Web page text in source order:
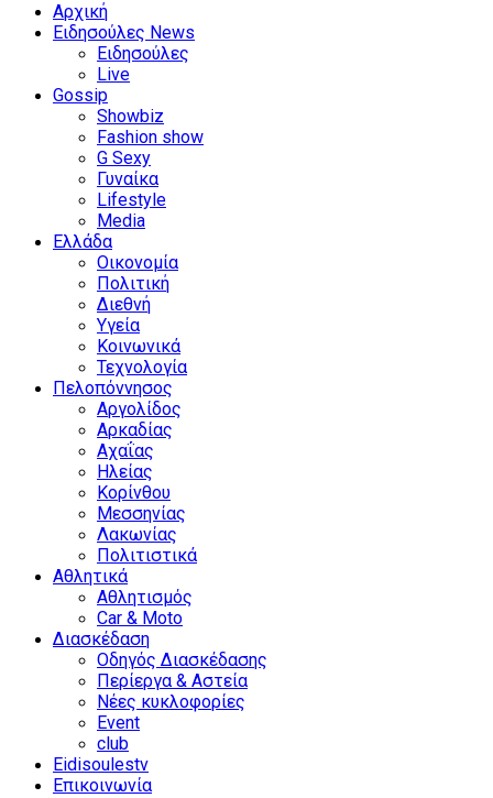
Αρχική
Ειδησούλες News
Ειδησούλες
Live
Gossip
Showbiz
Fashion show
G Sexy
Γυναίκα
Lifestyle
Media
Ελλάδα
Οικονομία
Πολιτική
Διεθνή
Υγεία
Κοινωνικά
Τεχνολογία
Πελοπόννησος
Αργολίδος
Αρκαδίας
Αχαΐας
Ηλείας
Κορίνθου
Μεσσηνίας
Λακωνίας
Πολιτιστικά
Αθλητικά
Αθλητισμός
Car & Moto
Διασκέδαση
Οδηγός Διασκέδασης
Περίεργα & Αστεία
Νέες κυκλοφορίες
Event
club
Eidisoulestv
Επικοινωνία